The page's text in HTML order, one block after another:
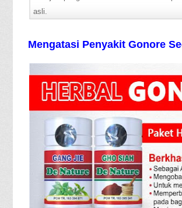
asli.
Mengatasi Penyakit Gonore